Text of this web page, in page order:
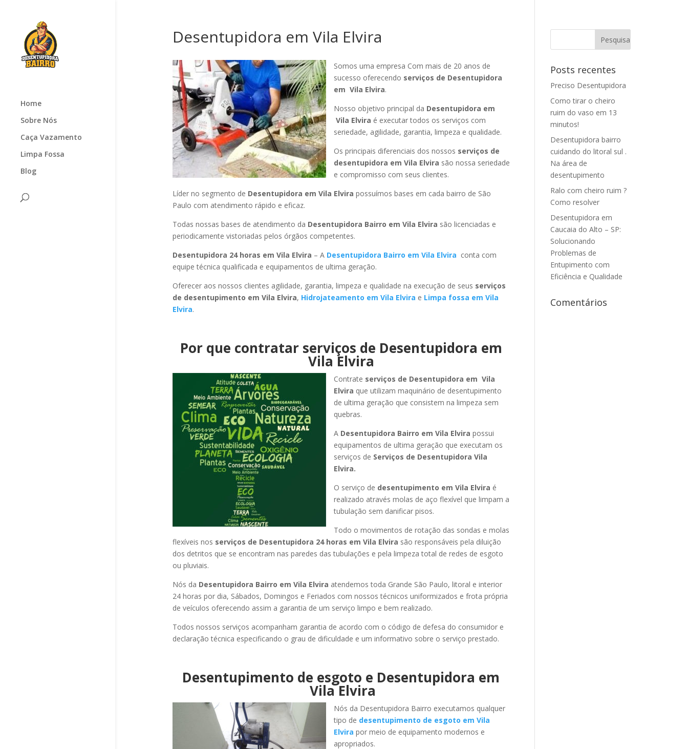
Home
Sobre Nós
Caça Vazamento
Limpa Fossa
Blog
Desentupidora em Vila Elvira
Somos uma empresa Com mais de 20 anos de
sucesso oferecendo serviços de Desentupidora
em Vila Elvira.
Nosso objetivo principal da Desentupidora em
Vila Elvira é executar todos os serviços com
seriedade, agilidade, garantia, limpeza e qualidade.
Os principais diferenciais dos nossos serviços de
desentupidora em Vila Elvira são nossa seriedade
e compromisso com seus clientes.
Líder no segmento de Desentupidora em Vila Elvira possuímos bases em cada bairro de São
Paulo com atendimento rápido e eficaz.
Todas nossas bases de atendimento da Desentupidora Bairro em Vila Elvira são licenciadas e
periodicamente vistoriadas pelos órgãos competentes.
Desentupidora 24 horas em Vila Elvira – A Desentupidora Bairro em Vila Elvira conta com
equipe técnica qualificada e equipamentos de ultima geração.
Oferecer aos nossos clientes agilidade, garantia, limpeza e qualidade na execução de seus serviços
de desentupimento em Vila Elvira, Hidrojateamento em Vila Elvira e Limpa fossa em Vila
Elvira.
Por que contratar serviços de Desentupidora em
Vila Elvira
Contrate serviços de Desentupidora em Vila
Elvira que utilizam maquinário de desentupimento
de ultima geração que consistem na limpeza sem
quebras.
A Desentupidora Bairro em Vila Elvira possui
equipamentos de ultima geração que executam os
serviços de Serviços de Desentupidora Vila
Elvira.
O serviço de desentupimento em Vila Elvira é
realizado através molas de aço flexível que limpam a
tubulação sem danificar pisos.
Todo o movimentos de rotação das sondas e molas
flexíveis nos serviços de Desentupidora 24 horas em Vila Elvira são responsáveis pela diluição
dos detritos que se encontram nas paredes das tubulações e pela limpeza total de redes de esgoto
ou pluviais.
Nós da Desentupidora Bairro em Vila Elvira atendemos toda Grande São Paulo, litoral e interior
24 horas por dia, Sábados, Domingos e Feriados com nossos técnicos uniformizados e frota própria
de veículos oferecendo assim a garantia de um serviço limpo e bem realizado.
Todos nossos serviços acompanham garantia de acordo com o código de defesa do consumidor e
declaração técnica especificando o grau de dificuldade e um informativo sobre o serviço prestado.
Desentupimento de esgoto e Desentupidora em
Vila Elvira
Nós da Desentupidora Bairro executamos qualquer
tipo de desentupimento de esgoto em Vila
Elvira por meio de equipamento modernos e
apropriados.
Posts recentes
Preciso Desentupidora
Como tirar o cheiro
ruim do vaso em 13
minutos!
Desentupidora bairro
cuidando do litoral sul .
Na área de
desentupimento
Ralo com cheiro ruim ?
Como resolver
Desentupidora em
Caucaia do Alto – SP:
Solucionando
Problemas de
Entupimento com
Eficiência e Qualidade
Comentários